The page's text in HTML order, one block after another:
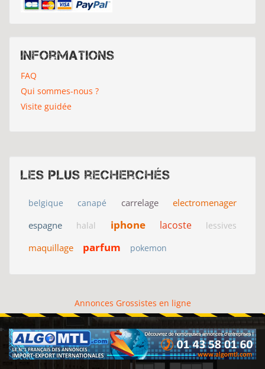
Informations
FAQ
Qui sommes-nous ?
Visite guidée
Les plus recherchés
belgique canapé carrelage
electromenager
espagne
halal iphone lacoste lessives
maquillage parfum pokemon
Annonces Grossistes en ligne